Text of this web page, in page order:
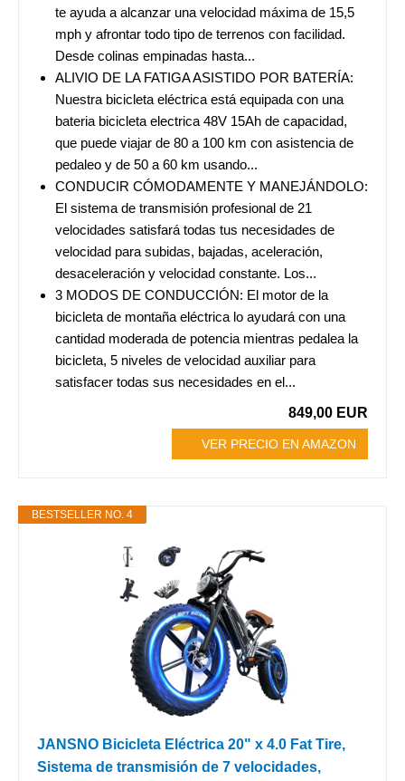
te ayuda a alcanzar una velocidad máxima de 15,5
mph y afrontar todo tipo de terrenos con facilidad.
Desde colinas empinadas hasta...
ALIVIO DE LA FATIGA ASISTIDO POR BATERÍA:
Nuestra bicicleta eléctrica está equipada con una
bateria bicicleta electrica 48V 15Ah de capacidad,
que puede viajar de 80 a 100 km con asistencia de
pedaleo y de 50 a 60 km usando...
CONDUCIR CÓMODAMENTE Y MANEJÁNDOLO:
El sistema de transmisión profesional de 21
velocidades satisfará todas tus necesidades de
velocidad para subidas, bajadas, aceleración,
desaceleración y velocidad constante. Los...
3 MODOS DE CONDUCCIÓN: El motor de la
bicicleta de montaña eléctrica lo ayudará con una
cantidad moderada de potencia mientras pedalea la
bicicleta, 5 niveles de velocidad auxiliar para
satisfacer todas sus necesidades en el...
849,00 EUR
VER PRECIO EN AMAZON
BESTSELLER NO. 4
JANSNO Bicicleta Eléctrica 20" x 4.0 Fat Tire,
Sistema de transmisión de 7 velocidades,